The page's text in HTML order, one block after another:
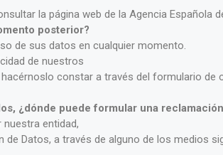
la página web de la Agencia Española
posterior?
de sus datos en cualquier momento.
de nuestros
constar a través del formulario
¿dónde puede formular una
entidad,
Datos, a través de alguno de los medios